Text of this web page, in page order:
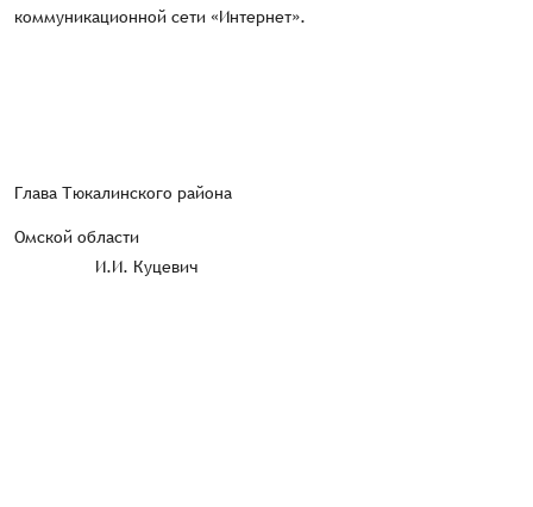
коммуникационной сети «Интернет».
Глава Тюкалинского района
Омской области
И.И. Куцевич